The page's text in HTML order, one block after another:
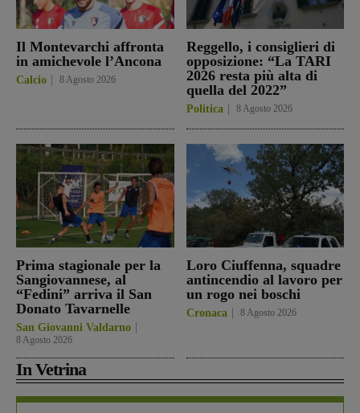
Il Montevarchi affronta
in amichevole l’Ancona
Calcio 8 Agosto 2026
Reggello, i consiglieri di
opposizione: “La TARI
2026 resta più alta di
quella del 2022”
Politica 8 Agosto 2026
Prima stagionale per la
Sangiovannese, al
“Fedini” arriva il San
Donato Tavarnelle
San Giovanni Valdarno
8 Agosto 2026
Loro Ciuffenna, squadre
antincendio al lavoro per
un rogo nei boschi
Cronaca 8 Agosto 2026
In Vetrina